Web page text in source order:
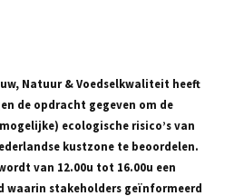
Natuur & Voedselkwaliteit heeft
de opdracht gegeven om de
ecologische risico’s van
kustzone te beoordelen.
van 12.00u tot 16.00u een
waarin stakeholders geïnformeerd